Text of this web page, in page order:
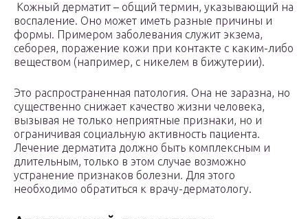
Кожный дерматит – общий термин, указывающий на
воспаление. Оно может иметь разные причины и
формы. Примером заболевания служит экзема,
себорея, поражение кожи при контакте с каким-либо
веществом (например, с никелем в бижутерии).
Это распространенная патология. Она не заразна, но
существенно снижает качество жизни человека,
вызывая не только неприятные признаки, но и
ограничивая социальную активность пациента.
Лечение дерматита должно быть комплексным и
длительным, только в этом случае возможно
устранение признаков болезни. Для этого
необходимо обратиться к врачу-дерматологу.